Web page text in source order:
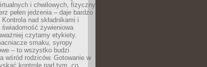
i chwilowych, fizyczny
pełen jedzenia – daje bardzo
nad składnikami i
żywieniowa
czytamy etykiety.
smaku, syropy
– to wszystko budzi
wśród rodziców. Gotowanie w
kontrolę nad tym, co